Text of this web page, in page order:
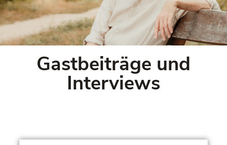
Gastbeiträge und
Interviews